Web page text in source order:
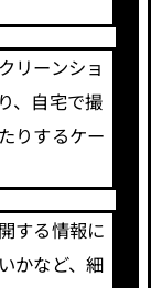
リーンショ
、自宅で撮
りするケー
する情報に
かなど、細